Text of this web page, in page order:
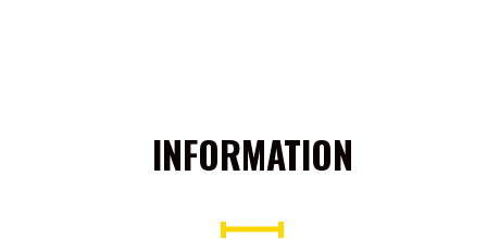
INFORMATION